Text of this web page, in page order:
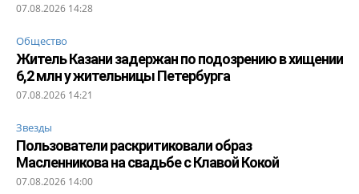
07.08.2026 14:28
Общество
Житель Казани задержан по подозрению в хищении
6,2 млн у жительницы Петербурга
07.08.2026 14:21
Звезды
Пользователи раскритиковали образ
Масленникова на свадьбе с Клавой Кокой
07.08.2026 14:00